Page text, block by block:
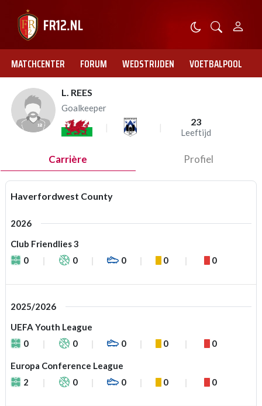
MATCHCENTER FORUM WEDSTRIJDEN VOETBALPOOL
L. REES
Goalkeeper
23
Leeftijd
Carrière Profiel
Haverfordwest County
2026
Club Friendlies 3
0
0 0 0 0
2025/2026
UEFA Youth League
0
0 0 0 0
Europa Conference League
2
0 0 0 0